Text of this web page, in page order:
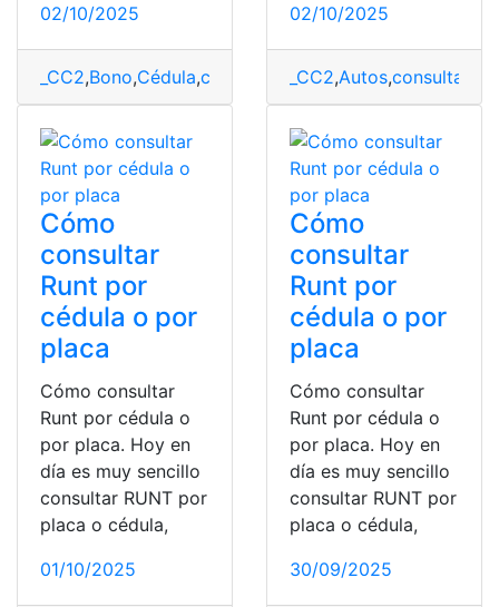
02/10/2025
_CC2,Bono,Cédula,consultar desarrollo,Ecuador,
02/10/2025
_CC2,Autos,consulta
Cómo
consultar
Runt por
cédula o por
placa
Cómo consultar
Runt por cédula o
por placa. Hoy en
día es muy sencillo
consultar RUNT por
placa o cédula,
01/10/2025
Cómo
consultar
Runt por
cédula o por
placa
Cómo consultar
Runt por cédula o
por placa. Hoy en
día es muy sencillo
consultar RUNT por
placa o cédula,
30/09/2025